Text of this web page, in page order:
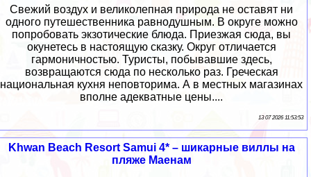
Свежий воздух и великолепная природа не оставят ни
одного путешественника равнодушным. В округе можно
попробовать экзотические блюда. Приезжая сюда, вы
окунетесь в настоящую сказку. Округ отличается
гармоничностью. Туристы, побывавшие здесь,
возвращаются сюда по несколько раз. Греческая
национальная кухня неповторима. А в местных магазинах
вполне адекватные цены....
13 07 2026 11:53:53
Khwan Beach Resort Samui 4* – шикарные виллы на
пляже Маенам